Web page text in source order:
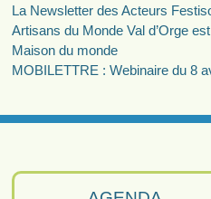
La Newsletter des Acteurs
Artisans du Monde Val d’Orge
Maison du monde
MOBILETTRE : Webinaire du 8